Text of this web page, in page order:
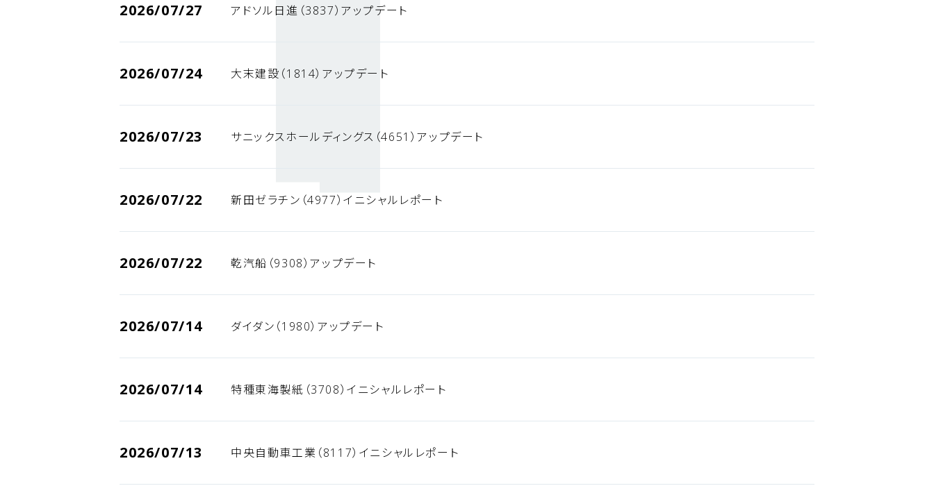
2026/07/27 アドソル日進（3837）アップデート
2026/07/24 大末建設（1814）アップデート
2026/07/23 サニックスホールディングス（4651）アップデート
2026/07/22 新田ゼラチン（4977）イニシャルレポート
2026/07/22 乾汽船（9308）アップデート
2026/07/14 ダイダン（1980）アップデート
2026/07/14 特種東海製紙（3708）イニシャルレポート
2026/07/13 中央自動車工業（8117）イニシャルレポート